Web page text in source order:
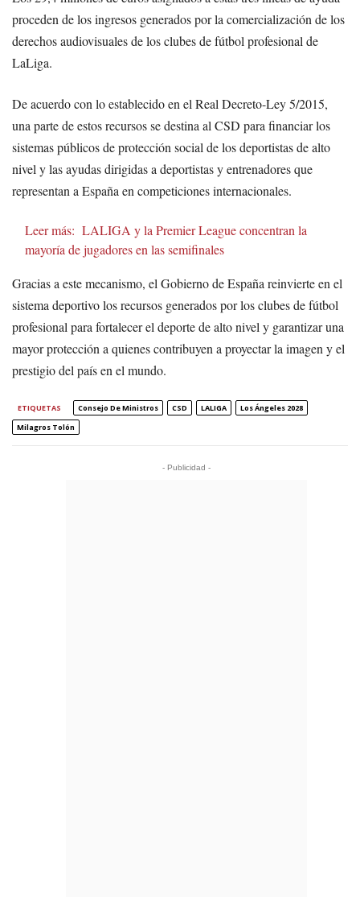
proceden de los ingresos generados por la comercialización de los
derechos audiovisuales de los clubes de fútbol profesional de
LaLiga.
De acuerdo con lo establecido en el Real Decreto-Ley 5/2015,
una parte de estos recursos se destina al CSD para financiar los
sistemas públicos de protección social de los deportistas de alto
nivel y las ayudas dirigidas a deportistas y entrenadores que
representan a España en competiciones internacionales.
Leer más: LALIGA y la Premier League concentran la
mayoría de jugadores en las semifinales
Gracias a este mecanismo, el Gobierno de España reinvierte en el
sistema deportivo los recursos generados por los clubes de fútbol
profesional para fortalecer el deporte de alto nivel y garantizar una
mayor protección a quienes contribuyen a proyectar la imagen y el
prestigio del país en el mundo.
ETIQUETAS Consejo De Ministros CSD LALIGA
Los Ángeles 2028
Milagros Tolón
- Publicidad -